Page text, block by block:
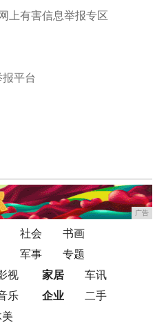
网上有害信息举报专区
平台
广告
社会
书画
军事
专题
视
乐
家居
车讯
企业
二手